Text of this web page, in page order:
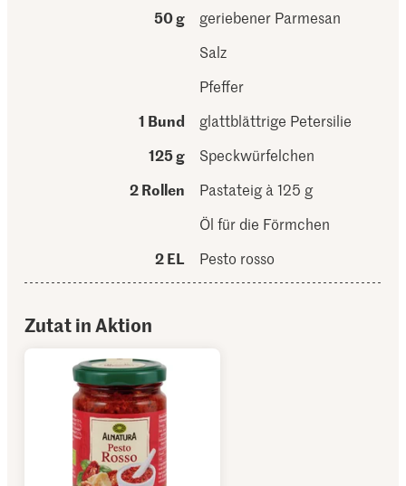
50 g
geriebener Parmesan
Salz
Pfeffer
1 Bund
glattblättrige Petersilie
125 g
Speckwürfelchen
2 Rollen
Pastateig à 125 g
Öl für die Förmchen
2 EL
Pesto rosso
Zutat in Aktion